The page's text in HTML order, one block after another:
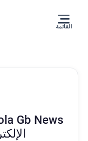
القائمة
Gb News